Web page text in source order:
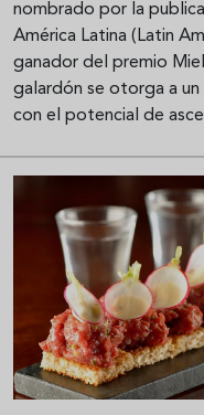
nombrado por la
América Latina (Latin
ganador del premio
galardón se otorga a
con el potencial de